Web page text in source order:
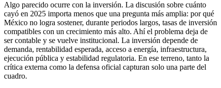
Algo parecido ocurre con la inversión. La discusión sobre cuánto
cayó en 2025 importa menos que una pregunta más amplia: por qué
México no logra sostener, durante periodos largos, tasas de inversión
compatibles con un crecimiento más alto. Ahí el problema deja de
ser contable y se vuelve institucional. La inversión depende de
demanda, rentabilidad esperada, acceso a energía, infraestructura,
ejecución pública y estabilidad regulatoria. En ese terreno, tanto la
crítica externa como la defensa oficial capturan solo una parte del
cuadro.